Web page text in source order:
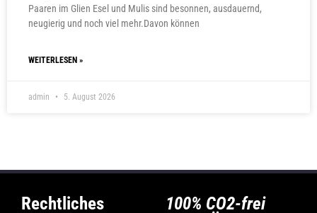
Paaren im Glien Esel und Mulis sind besonnen, ausdauernd,
neugierig und noch viel mehr.Davon können
WEITERLESEN »
admin 5. August 2026
Rechtliches
100% CO2-frei